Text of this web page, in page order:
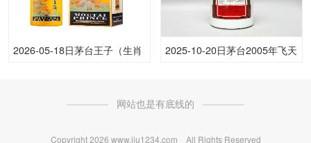
2026-05-18日茅台王子（生肖
2025-10-20日茅台2005年飞天
网站也是有底线的
Copyright2026 www.jiu1234.com All Rights Reserved